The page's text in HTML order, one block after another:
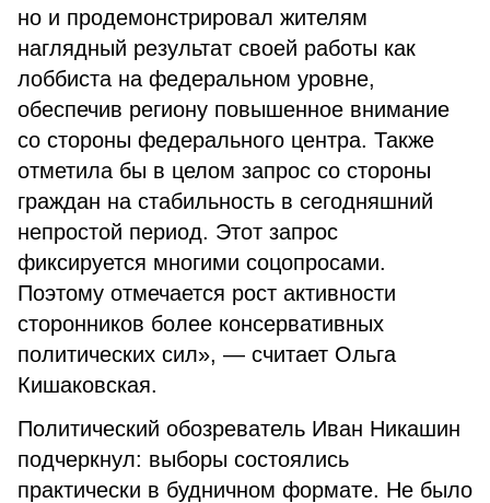
но и продемонстрировал жителям
наглядный результат своей работы как
лоббиста на федеральном уровне,
обеспечив региону повышенное внимание
со стороны федерального центра. Также
отметила бы в целом запрос со стороны
граждан на стабильность в сегодняшний
непростой период. Этот запрос
фиксируется многими соцопросами.
Поэтому отмечается рост активности
сторонников более консервативных
политических сил», — считает Ольга
Кишаковская.
Политический обозреватель Иван Никашин
подчеркнул: выборы состоялись
практически в будничном формате. Не было